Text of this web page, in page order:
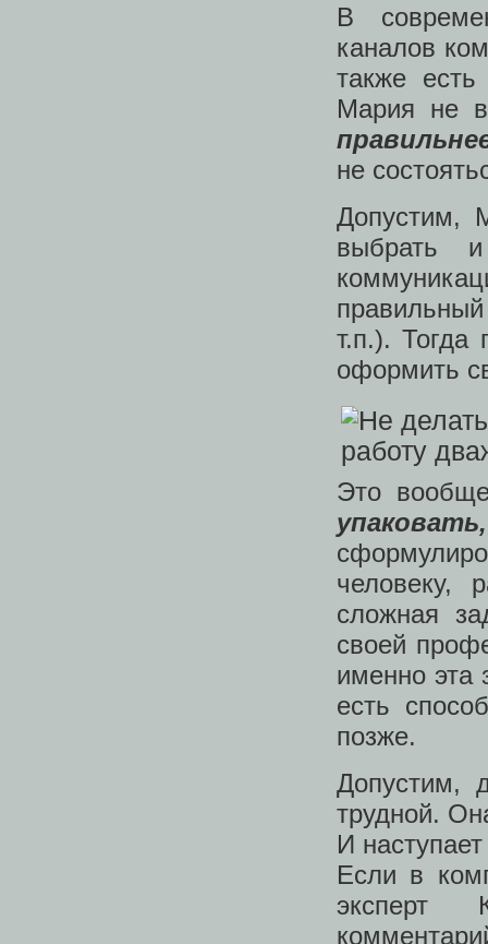
В
каналов
также
Мария не
не
Допустим,
выбрать
т.п.). Тогда
оформить
Это
человеку,
сложная
своей
именно эта
есть
позже.
Допустим,
трудной.
И
Если в
эксперт